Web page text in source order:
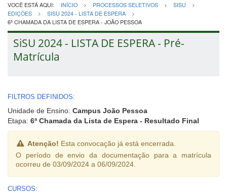
VOCÊ ESTÁ AQUI: INÍCIO PROCESSOS SELETIVOS
SISU
EDIÇÕES
SISU 2024 - LISTA DE ESPERA
6ª CHAMADA DA LISTA DE ESPERA - JOÃO PESSOA
SiSU 2024 - LISTA DE ESPERA - Pré-
Matrícula
FILTROS DEFINIDOS:
Unidade de Ensino: Campus João Pessoa
Etapa: 6ª Chamada da Lista de Espera - Resultado Final
Atenção! Esta convocação já está encerrada.
O período de envio da documentação para a matrícula
ocorreu de 03/09/2024 a 06/09/2024.
CURSOS: